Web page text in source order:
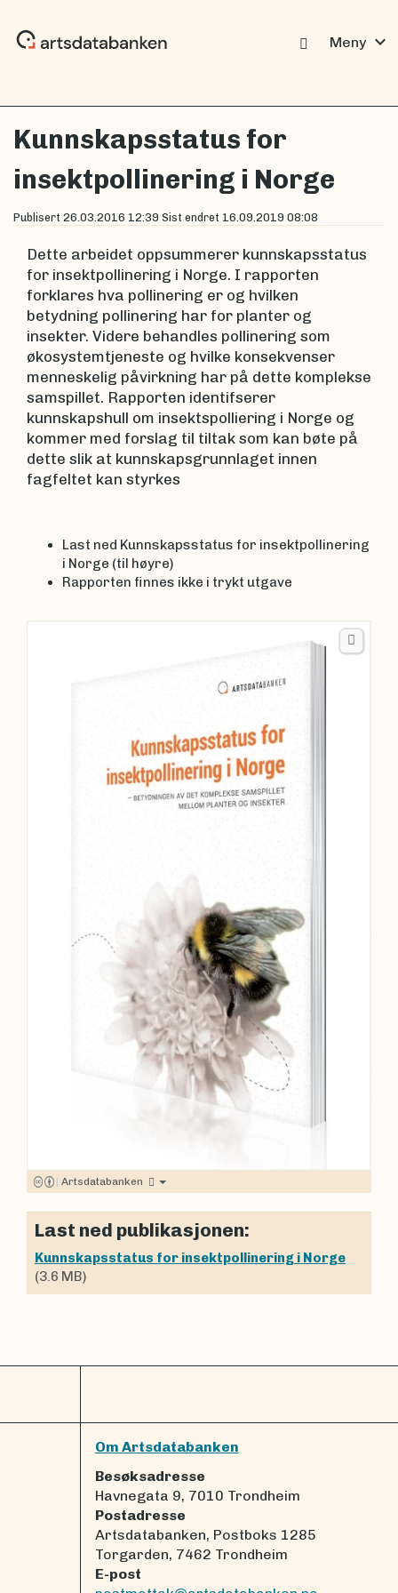
Meny expand_more
Kunnskapsstatus for
insektpollinering i Norge
Publisert 26.03.2016 12:39 Sist endret 16.09.2019 08:08
Dette arbeidet oppsummerer kunnskapsstatus
for insektpollinering i Norge. I rapporten
forklares hva pollinering er og hvilken
betydning pollinering har for planter og
insekter. Videre behandles pollinering som
økosystemtjeneste og hvilke konsekvenser
menneskelig påvirkning har på dette komplekse
samspillet. Rapporten identifserer
kunnskapshull om insektspolliering i Norge og
kommer med forslag til tiltak som kan bøte på
dette slik at kunnskapsgrunnlaget innen
fagfeltet kan styrkes
Last ned Kunnskapsstatus for insektpollinering
i Norge (til høyre)
Rapporten finnes ikke i trykt utgave
| Artsdatabanken
Last ned publikasjonen:
Kunnskapsstatus for insektpollinering i Norge
(3.6 MB)
Om Artsdatabanken
Besøksadresse
Havnegata 9, 7010 Trondheim
Postadresse
Artsdatabanken, Postboks 1285
Torgarden, 7462 Trondheim
E-post